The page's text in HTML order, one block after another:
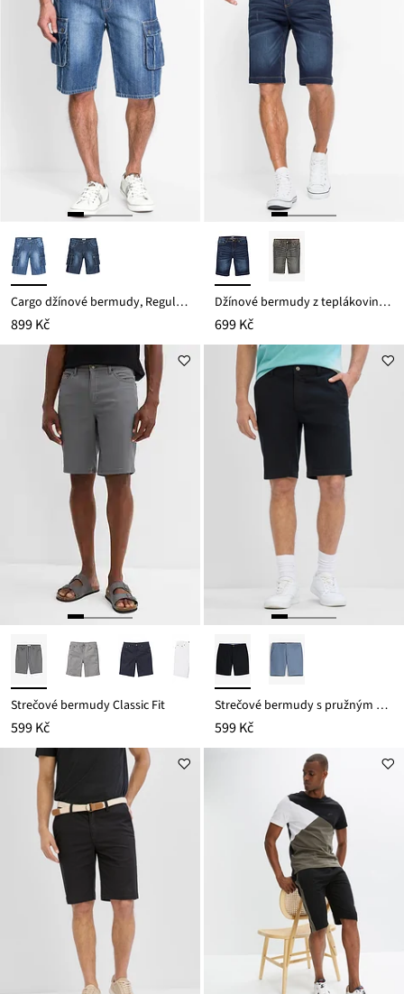
Cargo džínové bermudy, Regular Fit
899 Kč
Džínové bermudy z teplákoviny, pohodlný střih Regular Fit
699 Kč
Strečové bermudy Classic Fit
599 Kč
Strečové bermudy s pružným pasem, Regular Fit
599 Kč